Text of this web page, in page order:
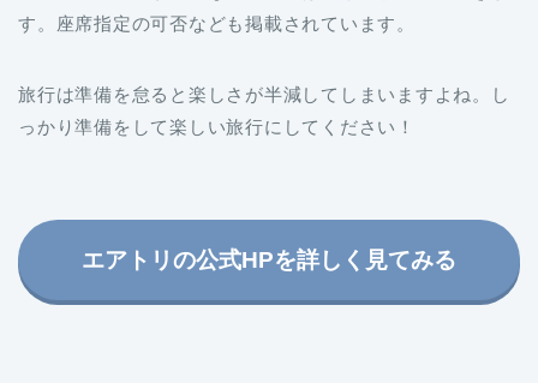
す。座席指定の可否なども掲載されています。
旅行は準備を怠ると楽しさが半減してしまいますよね。し
っかり準備をして楽しい旅行にしてください！
エアトリの公式HPを詳しく見てみる